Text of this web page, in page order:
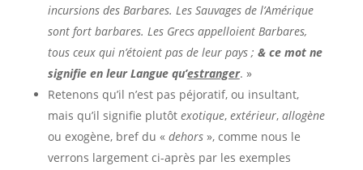
incursions des Barbares. Les Sauvages de l’Amérique
sont fort barbares. Les Grecs appelloient Barbares,
tous ceux qui n’étoient pas de leur pays ; & ce mot ne
signifie en leur Langue qu’estranger. »
Retenons qu’il n’est pas péjoratif, ou insultant,
mais qu’il signifie plutôt exotique, extérieur, allogène
ou exogène, bref du « dehors», comme nous le
verrons largement ci-après par les exemples